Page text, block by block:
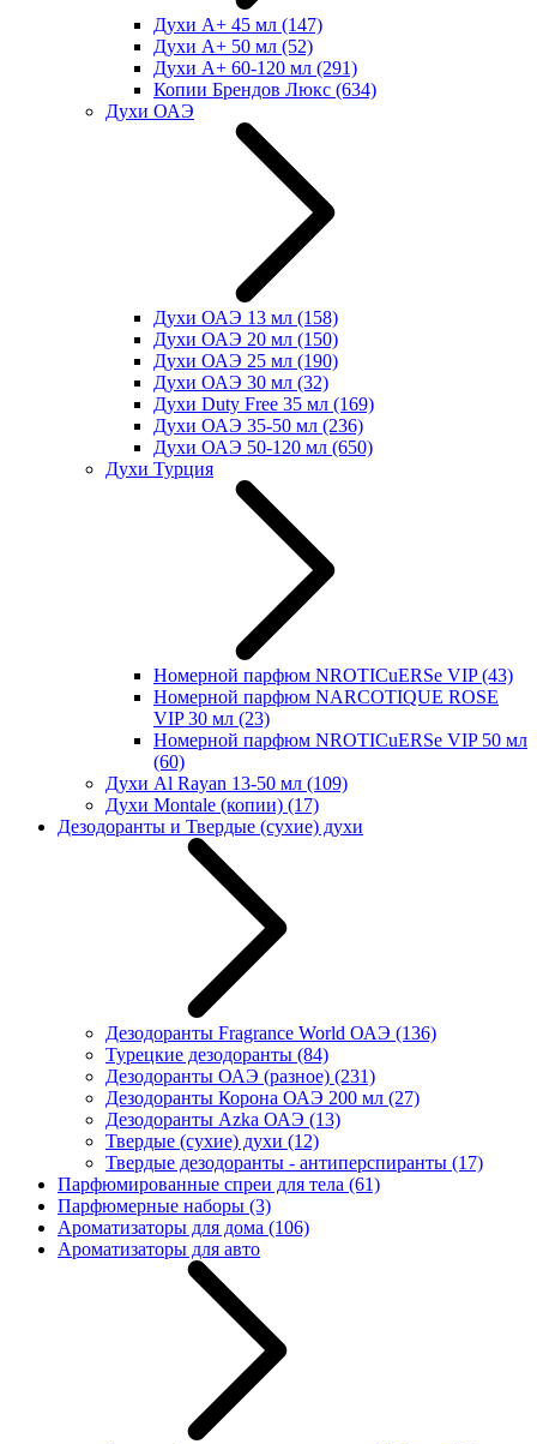
Духи А+ 45 мл (147)
Духи А+ 50 мл (52)
Духи А+ 60-120 мл (291)
Копии Брендов Люкс (634)
Духи ОАЭ
Духи ОАЭ 13 мл (158)
Духи ОАЭ 20 мл (150)
Духи ОАЭ 25 мл (190)
Духи ОАЭ 30 мл (32)
Духи Duty Free 35 мл (169)
Духи ОАЭ 35-50 мл (236)
Духи ОАЭ 50-120 мл (650)
Духи Турция
Номерной парфюм NROTICuERSe VIP(43)
Номерной парфюм NARCOTIQUE ROSE
VIP 30 мл (23)
Номерной парфюм NROTICuERSe VIP 50 мл
(60)
Духи Al Rayan 13-50 мл (109)
Духи Montale (копии) (17)
Дезодоранты и Твердые (сухие) духи
Дезодоранты Fragrance World ОАЭ (136)
Турецкие дезодоранты (84)
Дезодоранты ОАЭ (разное) (231)
Дезодоранты Корона ОАЭ 200 мл (27)
Дезодоранты Azka ОАЭ (13)
Твердые (сухие) духи (12)
Твердые дезодоранты - антиперспиранты (17)
Парфюмированные спреи для тела (61)
Парфюмерные наборы (3)
Ароматизаторы для дома (106)
Ароматизаторы для авто